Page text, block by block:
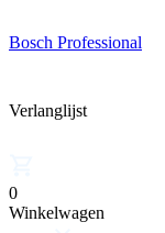
Bosch Professional
Verlanglijst
0
Winkelwagen